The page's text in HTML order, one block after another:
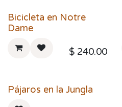
Bicicleta en Notre
Dame
$ 240.00
Pájaros en la Jungla